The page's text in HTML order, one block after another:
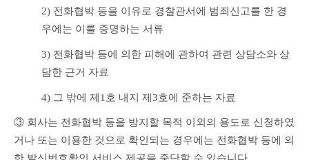
2) 전화협박 등을 이유로 경찰관서에 범죄신고를 한 경
우에는 이를 증명하는 서류
3) 전화협박 등에 의한 피해에 관하여 관련 상담소와 상
담한 근거 자료
4) 그 밖에 제1호 내지 제3호에 준하는 자료
③ 회사는 전화협박 등을 방지할 목적 이외의 용도로 신청하였
거나 또는 이용한 것으로 확인되는 경우에는 전화협박 등에 의